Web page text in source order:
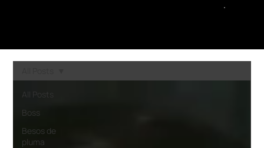
All Posts
Boss
Besos de
pluma